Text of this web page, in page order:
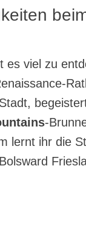
es viel zu
-
lernt ihr die